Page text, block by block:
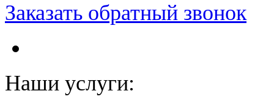
Заказать обратный звонок
Наши услуги: